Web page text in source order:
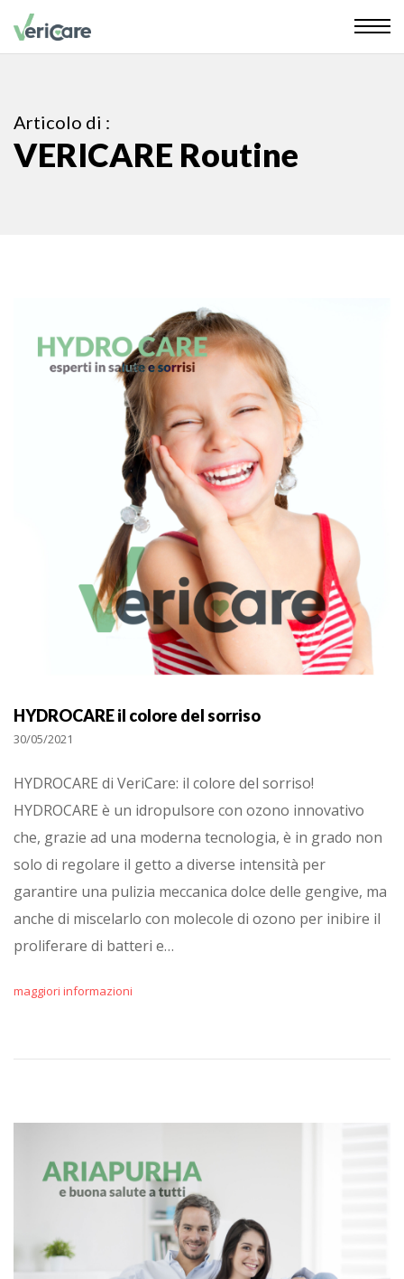
Articolo di :
VERICARE Routine
HYDROCARE il colore del sorriso
30/05/2021
HYDROCARE di VeriCare: il colore del sorriso!
HYDROCARE è un idropulsore con ozono innovativo
che, grazie ad una moderna tecnologia, è in grado non
solo di regolare il getto a diverse intensità per
garantire una pulizia meccanica dolce delle gengive, ma
anche di miscelarlo con molecole di ozono per inibire il
proliferare di batteri e…
maggiori informazioni